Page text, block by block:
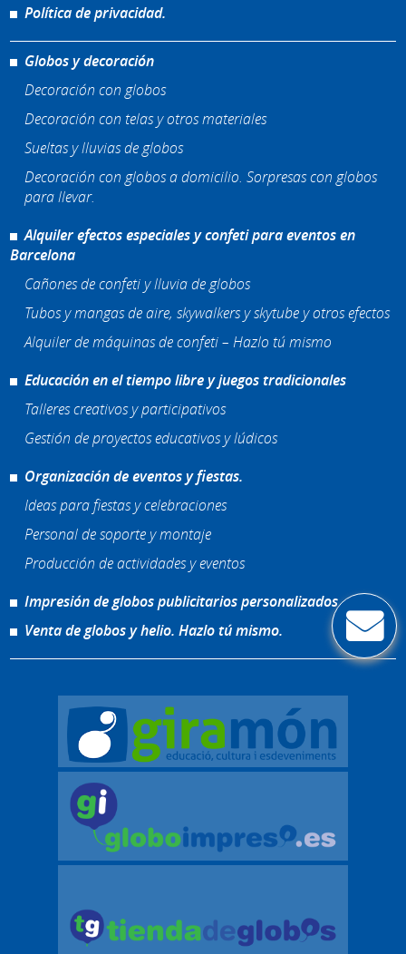
Política de privacidad.
Globos y decoración
Decoración con globos
Decoración con telas y otros materiales
Sueltas y lluvias de globos
Decoración con globos a domicilio. Sorpresas con globos
para llevar.
Alquiler efectos especiales y confeti para eventos en
Barcelona
Cañones de confeti y lluvia de globos
Tubos y mangas de aire, skywalkers y skytube y otros efectos
Alquiler de máquinas de confeti – Hazlo tú mismo
Educación en el tiempo libre y juegos tradicionales
Talleres creativos y participativos
Gestión de proyectos educativos y lúdicos
Organización de eventos y fiestas.
Ideas para fiestas y celebraciones
Personal de soporte y montaje
Producción de actividades y eventos
Impresión de globos publicitarios personalizados
Venta de globos y helio. Hazlo tú mismo.